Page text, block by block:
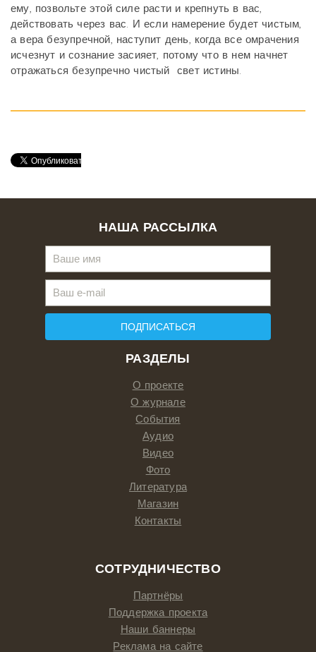
ему, позвольте этой силе расти и крепнуть в вас,
действовать через вас. И если намерение будет чистым,
а вера безупречной, наступит день, когда все омрачения
исчезнут и сознание засияет, потому что в нем начнет
отражаться безупречно чистый свет истины.
РАЗДЕЛЫ
О проекте
О журнале
События
Аудио
Видео
Фото
Литература
Магазин
Контакты
СОТРУДНИЧЕСТВО
Партнёры
Поддержка проекта
Наши баннеры
Реклама на сайте
НАША РАССЫЛКА
ПОДПИСАТЬСЯ